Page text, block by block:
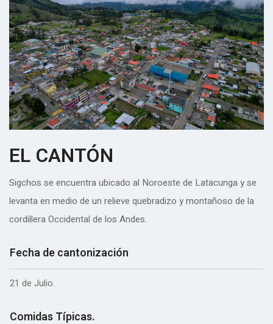
EL CANTÓN
Sigchos se encuentra ubicado al Noroeste de Latacunga y se
levanta en medio de un relieve quebradizo y montañoso de la
cordillera Occidental de los Andes.
Fecha de cantonización
21 de Julio.
Comidas Típicas.